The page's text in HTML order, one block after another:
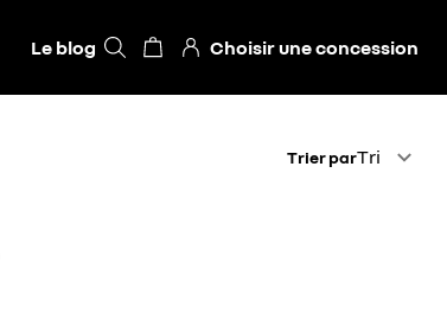
Le blog Choisir une concession
Trier parTri